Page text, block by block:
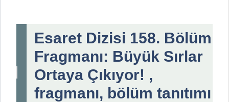
Esaret Dizisi 158. Bölüm
Fragmanı: Büyük Sırlar
Ortaya Çıkıyor! ,
fragmanı, bölüm tanıtımı